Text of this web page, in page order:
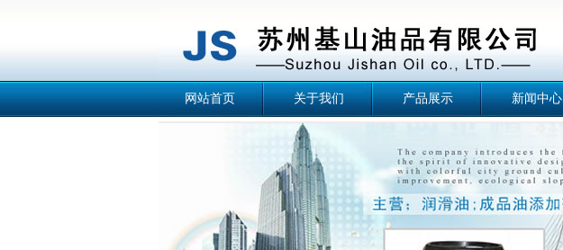
网站首页 关于我们 产品展示 新闻中心